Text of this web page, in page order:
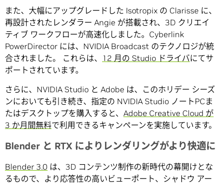
また、大幅にアップグレードした Isotropix の Clarisse に、
再設計されたレンダラー Angie が搭載され、3D クリエイ
ティブ ワークフローが高速化しました。Cyberlink
PowerDirector には、NVIDIA Broadcast のテクノロジが統
合されました。 これらは、
12 月の Studio ドライバにてサ
ポートされています。
さらに、NVIDIA Studio と Adobe は、このホリデー シーズ
ンにおいても引き続き、指定の NVIDIA Studio ノートPCま
たはデスクトップを購入すると、 Adobe Creative Cloud が
3 か月間無料で利用できるキャンペーンを実施しています。
Blender と RTX によりレンダリングがより快適に
Blender 3.0 は、3D コンテンツ制作の新時代の幕開けとな
るもので、より応答性の高いビューポート、シャドウ アー